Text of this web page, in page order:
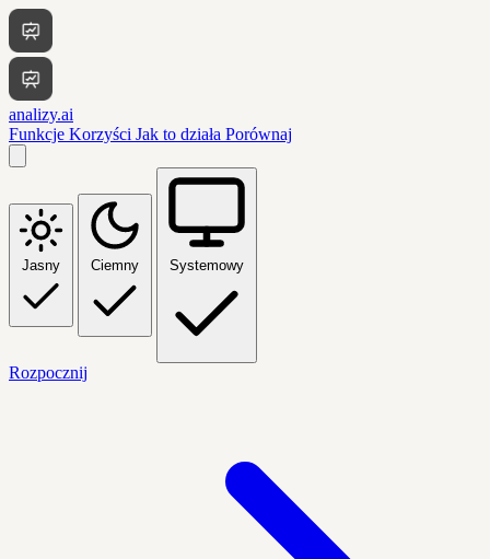
analizy.ai
Funkcje Korzyści Jak to działa Porównaj
Jasny Ciemny Systemowy
Rozpocznij